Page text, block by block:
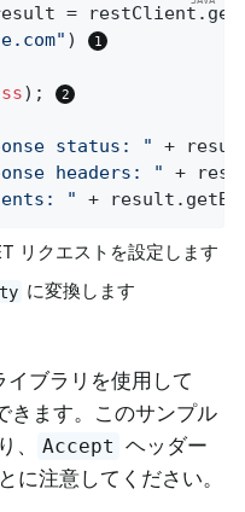
result =
)
) ;
status: "
+
headers: "
+
" +
リクエストを設定します
に変換します
ブラリを使用して
きます。このサンプル
、
Accept ヘッダー
に注意してください。